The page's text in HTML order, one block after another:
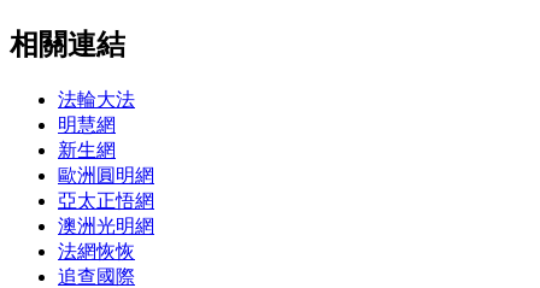
相關連結
法輪大法
明慧網
新生網
歐洲圓明網
亞太正悟網
澳洲光明網
法網恢恢
追查國際